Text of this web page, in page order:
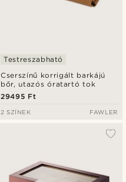
Cserszínű korrigált barkájú
bőr, utazós óratartó tok
Testreszabható
29495 Ft
2 SZÍNEK FAWLER